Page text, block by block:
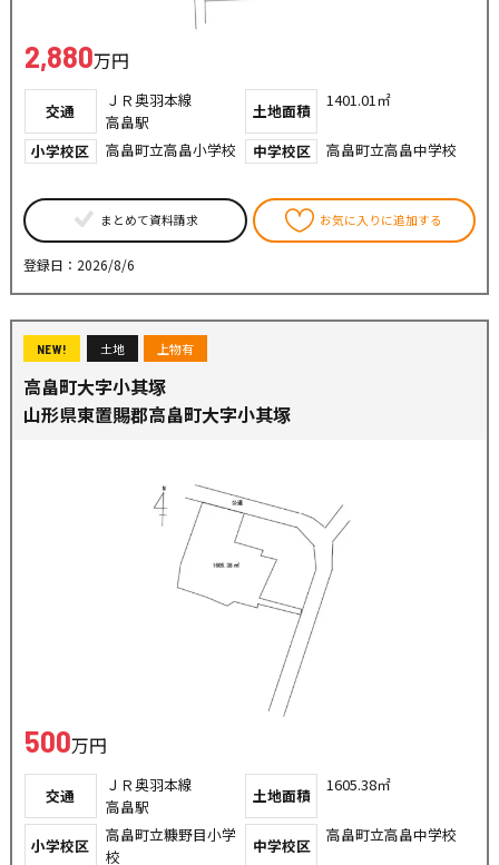
2,880万円
交通
ＪＲ奥羽本線
高畠駅
土地面積
1401.01㎡
小学校区 高畠町立高畠小学校 中学校区 高畠町立高畠中学校
まとめて資料請求 お気に入りに追加する
登録日：2026/8/6
NEW! 土地 上物有
高畠町大字小其塚
山形県東置賜郡高畠町大字小其塚
500万円
交通
ＪＲ奥羽本線
高畠駅
土地面積
1605.38㎡
小学校区
高畠町立糠野目小学
校
中学校区
高畠町立高畠中学校